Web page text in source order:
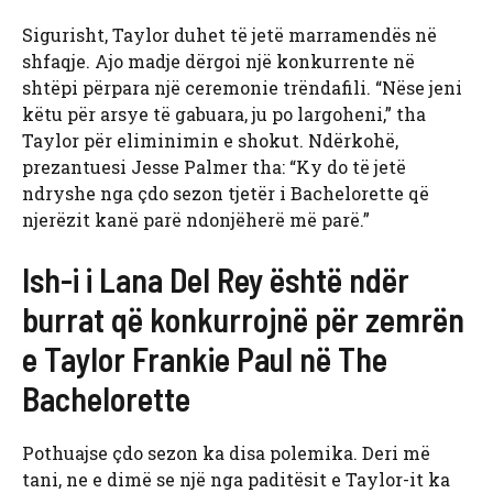
Sigurisht, Taylor duhet të jetë marramendës në
shfaqje. Ajo madje dërgoi një konkurrente në
shtëpi përpara një ceremonie trëndafili. “Nëse jeni
këtu për arsye të gabuara, ju po largoheni,” tha
Taylor për eliminimin e shokut. Ndërkohë,
prezantuesi Jesse Palmer tha: “Ky do të jetë
ndryshe nga çdo sezon tjetër i Bachelorette që
njerëzit kanë parë ndonjëherë më parë.”
Ish-i i Lana Del Rey është ndër
burrat që konkurrojnë për zemrën
e Taylor Frankie Paul në The
Bachelorette
Pothuajse çdo sezon ka disa polemika. Deri më
tani, ne e dimë se një nga paditësit e Taylor-it ka